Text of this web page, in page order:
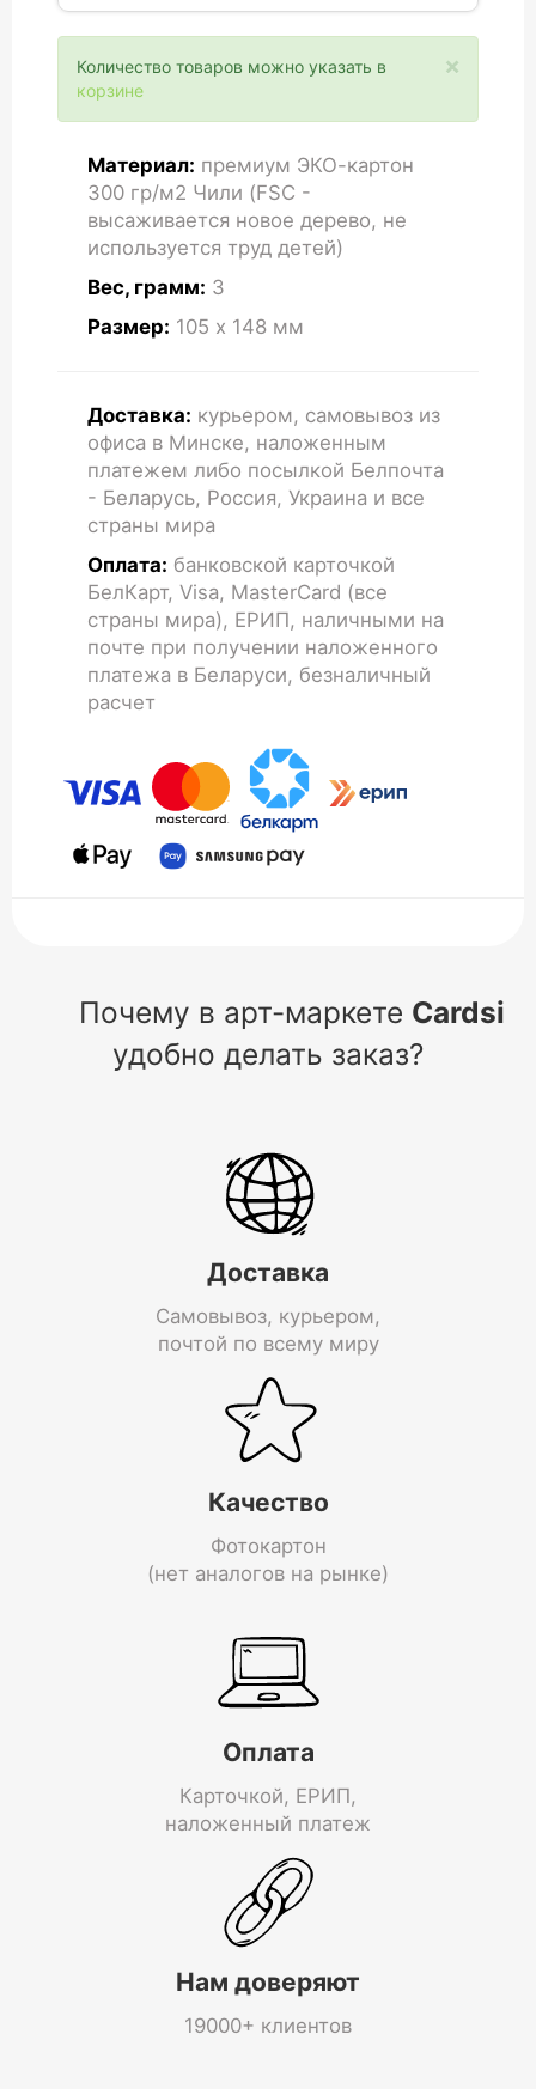
×
Количество товаров можно указать в
корзине
Материал: премиум ЭКО-картон
300 гр/м2 Чили (FSC -
высаживается новое дерево, не
используется труд детей)
Вес, грамм: 3
Размер: 105 x 148 мм
Доставка: курьером, самовывоз из
офиса в Минске, наложенным
платежем либо посылкой Белпочта
- Беларусь, Россия, Украина и все
страны мира
Оплата: банковской карточкой
БелКарт, Visa, MasterCard (все
страны мира), ЕРИП, наличными на
почте при получении наложенного
платежа в Беларуси, безналичный
расчет
Почему в арт-маркете Cardsi
удобно делать заказ?
Доставка
Самовывоз, курьером,
почтой по всему миру
Качество
Фотокартон
(нет аналогов на рынке)
Оплата
Карточкой, ЕРИП,
наложенный платеж
Нам доверяют
19000+ клиентов